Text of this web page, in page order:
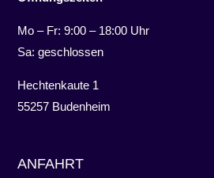
Mo – Fr: 9:00 – 18:00 Uhr
Sa: geschlossen
Hechtenkaute 1
55257 Budenheim
ANFAHRT